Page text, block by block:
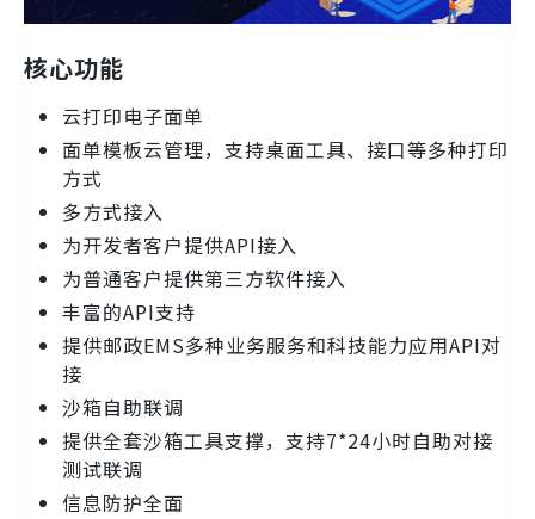
核心功能
云打印电子面单
面单模板云管理，支持桌面工具、接口等多种打印
方式
多方式接入
为开发者客户提供API接入
为普通客户提供第三方软件接入
丰富的API支持
提供邮政EMS多种业务服务和科技能力应用API对
接
沙箱自助联调
提供全套沙箱工具支撑，支持7*24小时自助对接
测试联调
信息防护全面